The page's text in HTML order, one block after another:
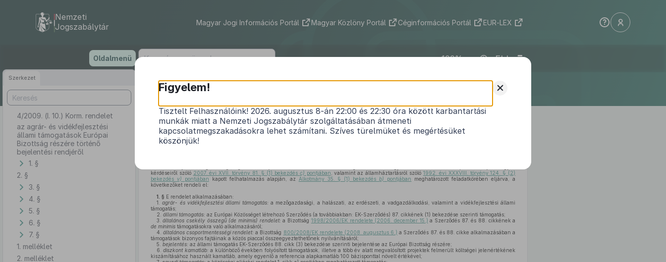
tartalomra
Nemzeti
Jogszabálytár
Magyar Jogi Információs Portál Magyar Közlöny Portál Céginformációs Portál EUR-LEX
Oldalmenü ELI
Szerkezet
4/2009. (I. 10.) Korm. rendelet
az agrár- és vidékfejlesztési
állami támogatások Európai
Bizottság részére történő
bejelentési rendjéről
1. §
2. §
3. §
4. §
5. §
6. §
7. §
1. melléklet
2. melléklet
4/2009. (I. 10.) Korm. rendelet
az agrár- és vidékfejlesztési állami támogatások Európai Bizottság részére
történő bejelentési rendjéről1
kérdéseiről szóló 2007. évi XVII. törvény 81. § (1) bekezdés c) pontjában , valamint az államháztartásról szóló 1992. évi XXXVIII. törvény 124. § (2)
bekezdés v) pontjában kapott felhatalmazás alapján, az Alkotmány 35. § (1) bekezdésb) pontjában
meghatározott feladatkörében eljárva, a
következőket rendeli el:
1. § E rendelet alkalmazásában:
1.
agrár- és vidékfejlesztési állami támogatás: a mezőgazdasági, a halászati, az erdészeti, a vadgazdálkodási, valamint a vidékfejlesztési állami
támogatás;
2. állami támogatás: az Európai Közösséget létrehozó Szerződés (a továbbiakban: EK-Szerződés) 87. cikkének (1) bekezdése szerinti támogatás;
3.
általános csekély összegű (de minimis) rendelet: a Bizottság 1998/2006/EK rendelete (2006. december 15.) a Szerződés 87. és 88. cikkének a
de minimistámogatásokra való alkalmazásáról;
4. általános csoportmentességi rendelet:a Bizottság 800/2008/EK rendelete (2008. augusztus 6.) a Szerződés 87. és 88. cikke alkalmazásában a
támogatások bizonyos fajtáinak a közös piaccal összeegyeztethetőnek nyilvánításáról;
5. bejelentés: az állami támogatás EK-Szerződés 88. cikk (3) bekezdése szerinti bejelentése az Európai Bizottság részére;
6.
diszkont kamatláb:a különböző években folyósított támogatások, illetve a több év alatt megvalósított projektek felmerült költségei jelenértékének
kiszámításához használt kamatláb, amely egyenlő a referencia alapkamatláb 100 bázisponttal növelt értékével;
+
Figyelem!
Tisztelt Felhasználóink! 2026. augusztus 8-án 22:00 és 22:30 óra között karbantartási
munkák miatt a Nemzeti Jogszabálytár szolgáltatásában átmeneti
kapcsolatmegszakadásokra lehet számítani. Szíves türelmüket és megértésüket
köszönjük!